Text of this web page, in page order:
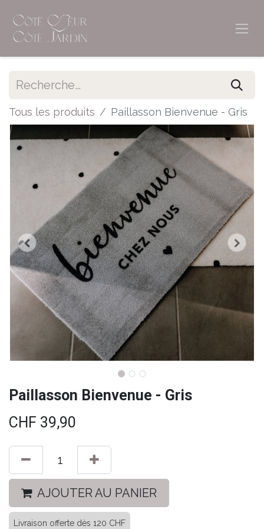
Tous les produits Paillasson Bienvenue - Gris
Paillasson Bienvenue - Gris
CHF 39,90
AJOUTER AU PANIER
Livraison offerte dès 120 CHF